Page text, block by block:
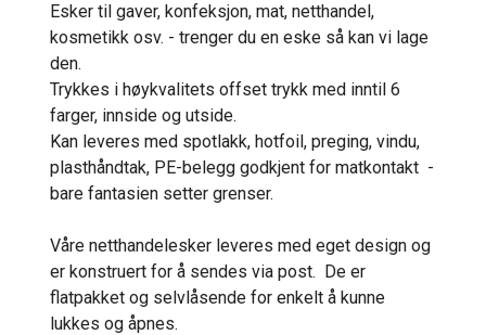
Esker til gaver, konfeksjon, mat, netthandel,
kosmetikk osv. - trenger du en eske så kan vi lage
den.
Trykkes i høykvalitets offset trykk med inntil 6
farger, innside og utside.
Kan leveres med spotlakk, hotfoil, preging, vindu,
plasthåndtak, PE-belegg godkjent for matkontakt -
bare fantasien setter grenser.
Våre netthandelesker leveres med eget design og
er konstruert for å sendes via post. De er
flatpakket og selvlåsende for enkelt å kunne
lukkes og åpnes.